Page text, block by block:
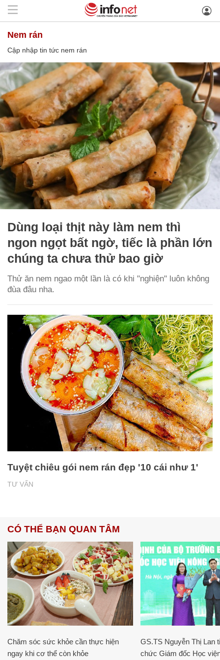
nem rán
Cập nhập tin tức nem rán
Dùng loại thịt này làm nem thì
ngon ngọt bất ngờ, tiếc là phần lớn
chúng ta chưa thử bao giờ
Thử ăn nem ngao một lần là có khi "nghiện" luôn không
đùa đâu nha.
TƯ VẤN
Tuyệt chiêu gói nem rán đẹp '10 cái như 1'
CÓ THỂ BẠN QUAN TÂM
Chăm sóc sức khỏe cần thực hiện
ngay khi cơ thể còn khỏe
GS.TS Nguyễn Thị Lan
chức Giám đốc Học